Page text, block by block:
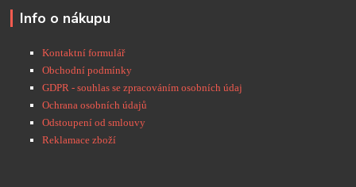
Info o nákupu
Kontaktní formulář
Obchodní podmínky
GDPR - souhlas se zpracováním osobních údaj
Ochrana osobních údajů
Odstoupení od smlouvy
Reklamace zboží